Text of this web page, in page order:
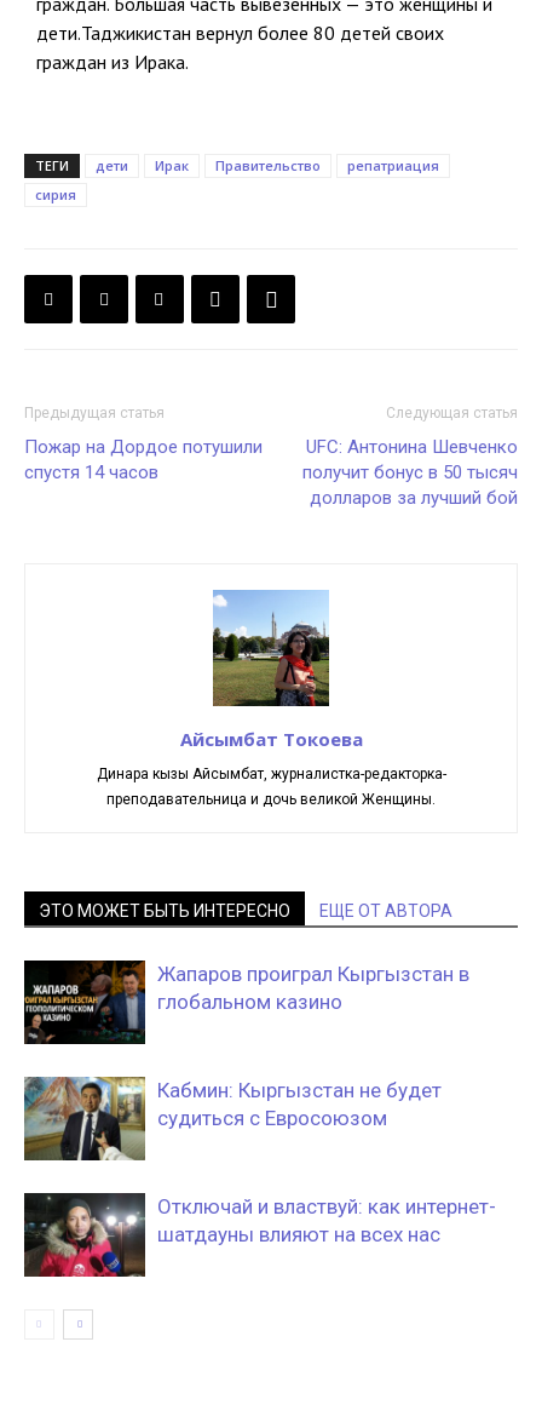
дети.Таджикистан вернул более 80 детей своих
граждан из Ирака.
ТЕГИ дети Ирак Правительство
репатриация
сирия
Предыдущая статья
Пожар на Дордое потушили
спустя 14 часов
Следующая статья
UFC: Антонина Шевченко
получит бонус в 50 тысяч
долларов за лучший бой
Айсымбат Токоева
Динара кызы Айсымбат, журналистка-редакторка-
преподавательница и дочь великой Женщины.
ЭТО МОЖЕТ БЫТЬ ИНТЕРЕСНО ЕЩЕ ОТ АВТОРА
Жапаров проиграл Кыргызстан в
глобальном казино
Кабмин: Кыргызстан не будет
судиться с Евросоюзом
Отключай и властвуй: как интернет-
шатдауны влияют на всех нас